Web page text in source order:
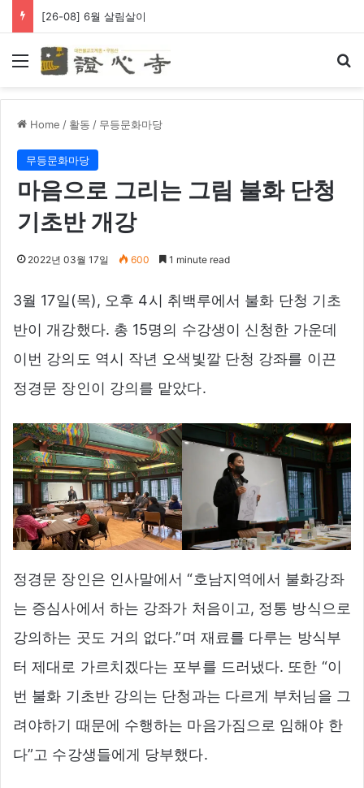
[26-08] 6월 살림살이
Menu
Home / 활동 / 무등문화마당
무등문화마당
마음으로 그리는 그림 불화 단청
기초반 개강
2022년 03월 17일 600 1 minute read
3월 17일(목), 오후 4시 취백루에서 불화 단청 기초
반이 개강했다. 총 15명의 수강생이 신청한 가운데
이번 강의도 역시 작년 오색빛깔 단청 강좌를 이끈
정경문 장인이 강의를 맡았다.
정경문 장인은 인사말에서 “호남지역에서 불화강좌
는 증심사에서 하는 강좌가 처음이고, 정통 방식으로
강의하는 곳도 거의 없다.”며 재료를 다루는 방식부
터 제대로 가르치겠다는 포부를 드러냈다. 또한 “이
번 불화 기초반 강의는 단청과는 다르게 부처님을 그
려야하기 때문에 수행하는 마음가짐으로 임해야 한
다”고 수강생들에게 당부했다.